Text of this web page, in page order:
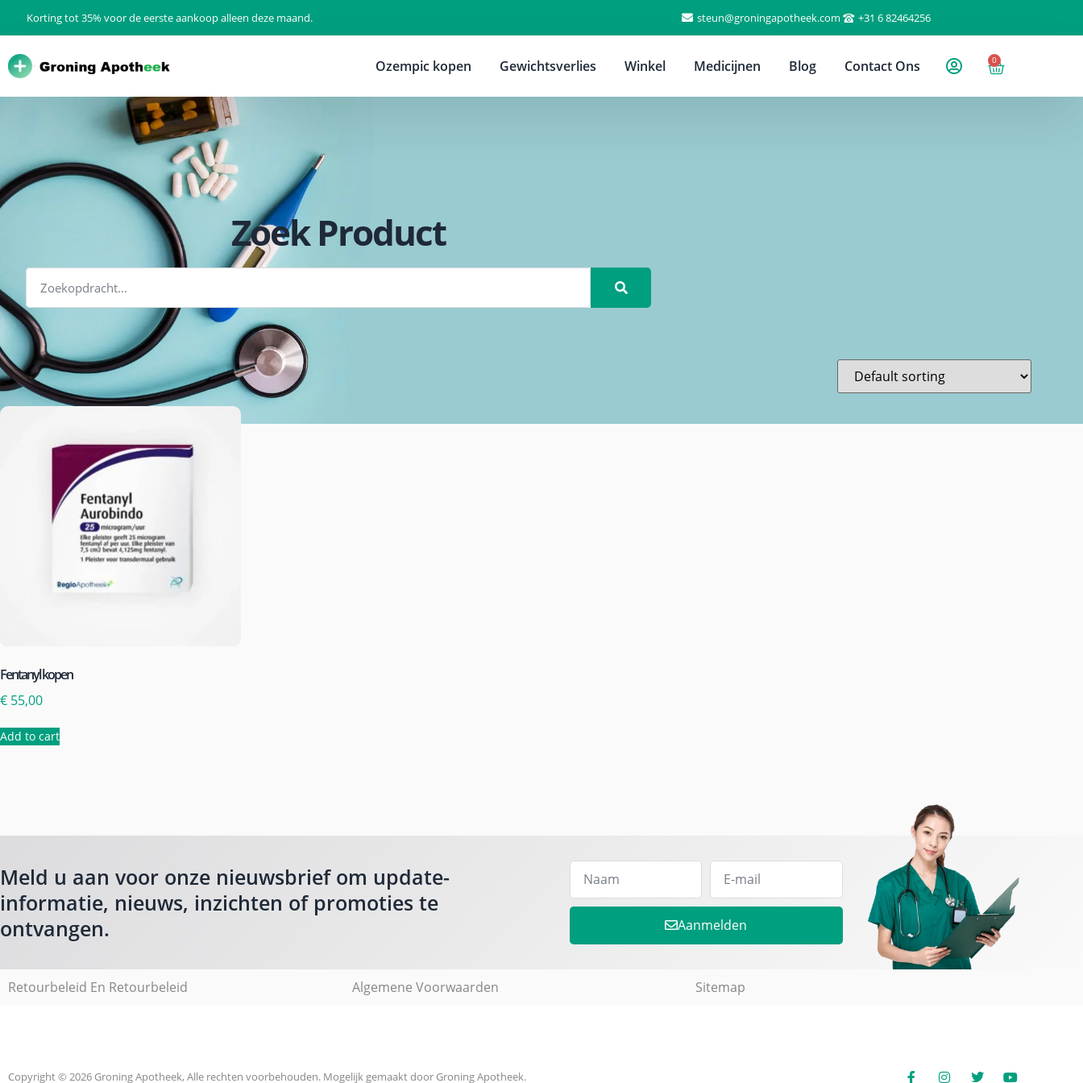
Korting tot 35% voor de eerste aankoop alleen deze maand. steun@groningapotheek.com +31 6 82464256
Ozempic kopen Gewichtsverlies Winkel Medicijnen Blog Contact Ons 0
Zoek Product
Fentanyl kopen
€ 55,00
Add to cart
Meld u aan voor onze nieuwsbrief om update-
informatie, nieuws, inzichten of promoties te
ontvangen.
Aanmelden
Retourbeleid En Retourbeleid Algemene Voorwaarden Sitemap
Copyright © 2026 Groning Apotheek, Alle rechten voorbehouden. Mogelijk gemaakt door Groning Apotheek.